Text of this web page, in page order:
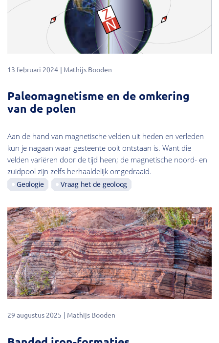
13 februari 2024 Mathijs Booden
Paleomagnetisme en de omkering
van de polen
Aan de hand van magnetische velden uit heden en verleden
kun je nagaan waar gesteente ooit ontstaan is. Want die
velden variëren door de tijd heen; de magnetische noord- en
zuidpool zijn zelfs herhaaldelijk omgedraaid.
Geologie Vraag het de geoloog
29 augustus 2025 Mathijs Booden